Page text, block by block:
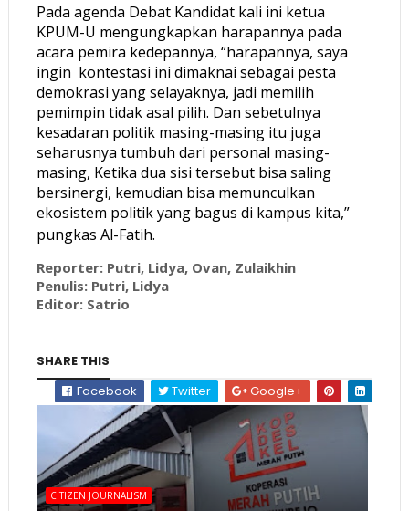
Pada agenda Debat Kandidat kali ini ketua
KPUM-U mengungkapkan harapannya pada
acara pemira kedepannya, “harapannya, saya
ingin kontestasi ini dimaknai sebagai pesta
demokrasi yang selayaknya, jadi memilih
pemimpin tidak asal pilih. Dan sebetulnya
kesadaran politik masing-masing itu juga
seharusnya tumbuh dari personal masing-
masing, Ketika dua sisi tersebut bisa saling
bersinergi, kemudian bisa memunculkan
ekosistem politik yang bagus di kampus kita,”
pungkas Al-Fatih.
Reporter: Putri, Lidya, Ovan, Zulaikhin
Penulis: Putri, Lidya
Editor: Satrio
SHARE THIS
Facebook
Twitter Google+
CITIZEN JOURNALISM